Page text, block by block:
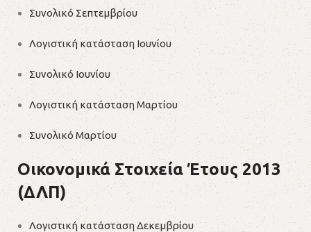
Συνολικό Σεπτεμβρίου
Λογιστική κατάσταση Ιουνίου
Συνολικό Ιουνίου
Λογιστική κατάσταση Μαρτίου
Συνολικό Μαρτίου
Οικονομικά Στοιχεία Έτους 2013
(ΔΛΠ)
Λογιστική κατάσταση Δεκεμβρίου